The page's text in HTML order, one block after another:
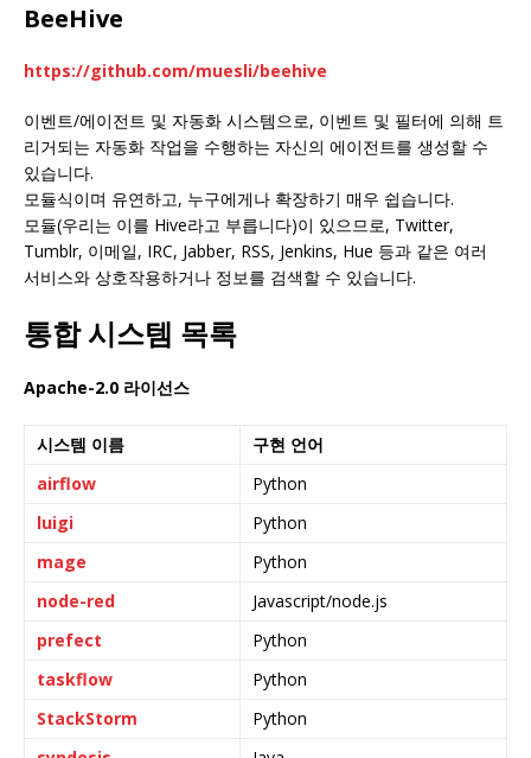
BeeHive
https://github.com/muesli/beehive
이벤트/에이전트 및 자동화 시스템으로, 이벤트 및 필터에 의해 트
리거되는 자동화 작업을 수행하는 자신의 에이전트를 생성할 수
있습니다.
모듈식이며 유연하고, 누구에게나 확장하기 매우 쉽습니다.
모듈(우리는 이를 Hive라고 부릅니다)이 있으므로, Twitter,
Tumblr, 이메일, IRC, Jabber, RSS, Jenkins, Hue 등과 같은 여러
서비스와 상호작용하거나 정보를 검색할 수 있습니다.
통합 시스템 목록
Apache-2.0 라이선스
시스템 이름
구현 언어
airflow
Python
luigi
Python
mage
Python
node-red
Javascript/node.js
prefect
Python
taskflow
Python
StackStorm
Python